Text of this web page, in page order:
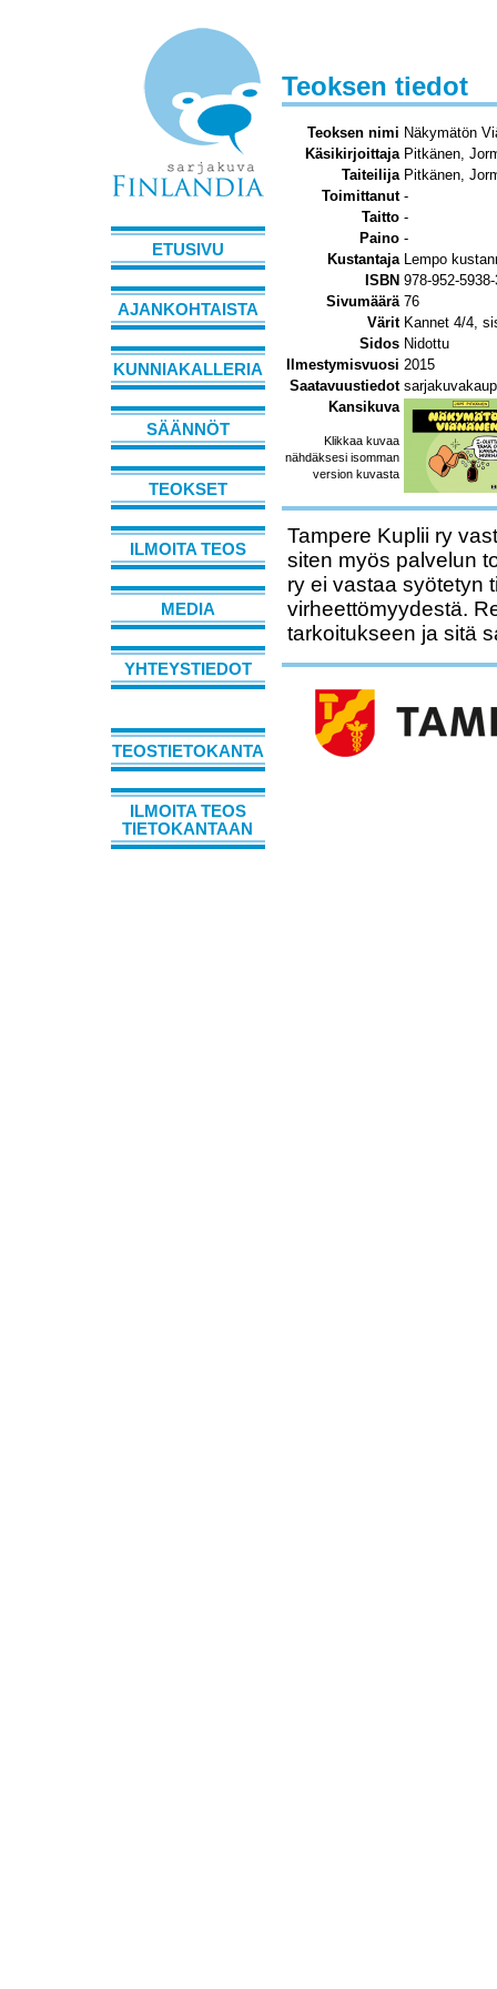
ETUSIVU
AJANKOHTAISTA
KUNNIAKALLERIA
SÄÄNNÖT
TEOKSET
ILMOITA TEOS
MEDIA
YHTEYSTIEDOT
TEOSTIETOKANTA
ILMOITA TEOS
TIETOKANTAAN
Teoksen tiedot
Teoksen nimi Näkymätön
Käsikirjoittaja Pitkänen,
Taiteilija Pitkänen,
Toimittanut -
Taitto -
Paino -
Kustantaja Lempo
ISBN 978-952-
Sivumäärä 76
Värit Kannet 4/4,
Sidos Nidottu
Ilmestymisvuosi 2015
Saatavuustiedot
Kansikuva
Klikkaa kuvaa
nähdäksesi isomman
version kuvasta
Tampere Kuplii ry
siten myös palvelun
ry ei vastaa syötetyn
virheettömyydestä.
tarkoitukseen ja sitä